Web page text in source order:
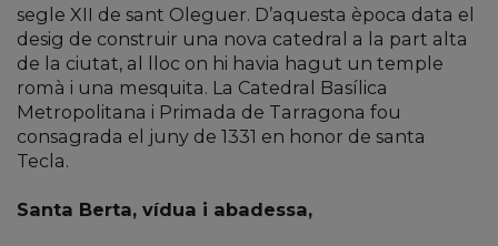
segle XII de sant Oleguer. D’aquesta època data el
desig de construir una nova catedral a la part alta
de la ciutat, al lloc on hi havia hagut un temple
romà i una mesquita. La Catedral Basílica
Metropolitana i Primada de Tarragona fou
consagrada el juny de 1331 en honor de santa
Tecla.
Santa Berta, vídua i abadessa,